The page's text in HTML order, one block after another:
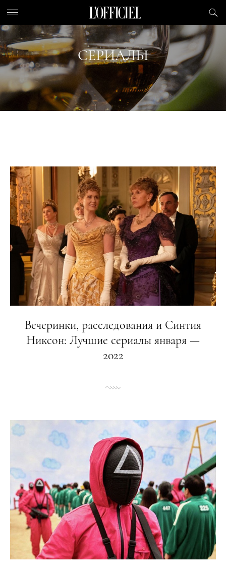
СЕРИАЛЫ
Вечеринки, расследования и Синтия
Никсон: Лучшие сериалы января —
2022